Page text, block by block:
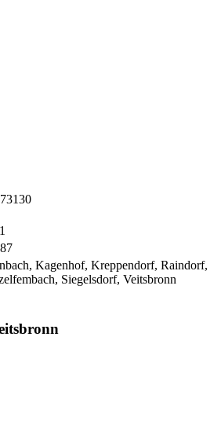
Kagenhof, Kreppendorf, Raindorf,
Siegelsdorf, Veitsbronn